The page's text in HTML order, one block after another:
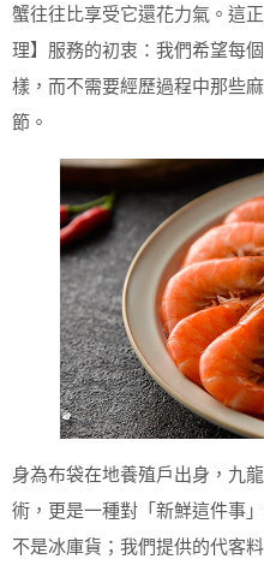
蟹往往比享受它還花力氣。這
理】服務的初衷：我們希望每
樣，而不需要經歷過程中那些
節。
身為布袋在地養殖戶出身，九
術，更是一種對「新鮮這件事
不是冰庫貨；我們提供的代客